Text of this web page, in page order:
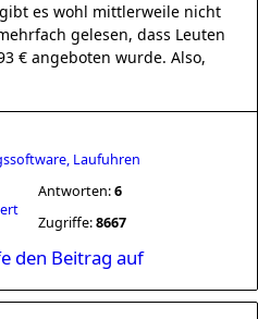
es wohl mittlerweile nicht
gelesen, dass Leuten
€ angeboten wurde. Also,
Laufuhren
Antworten:6
Zugriffe:8667
den Beitrag auf